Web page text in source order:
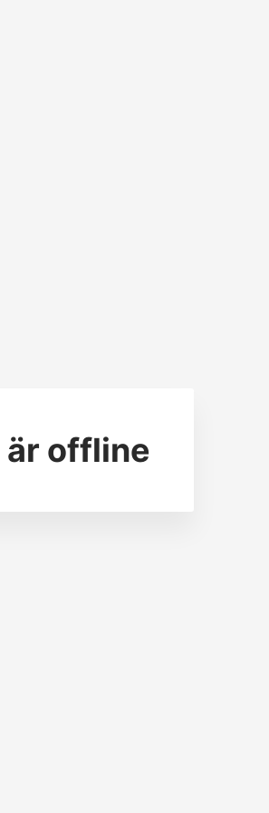
är offline